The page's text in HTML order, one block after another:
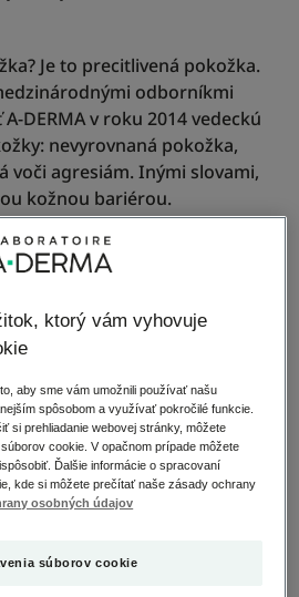
Je to precitlivená pokožka.
odborníkmi
DERMA v roku 2014 vedeckú
nevyrovnaná pokožka,
voči agresiám. Inými slovami,
kožnou bariérou.
značka špecializujúca sa na
o krok ďalej a ukázali
jeden, ale mnoho typov
výrobkov, ktorá riadi náš
fáze vývoja našich
všetci krehkú
ktorý vám vyhovuje
aby sme vám umožnili používať našu
spôsobom a využívať pokročilé funkcie.
si prehliadanie webovej stránky, môžete
cookie. V opačnom prípade môžete
Ďalšie informácie o spracovaní
kde si môžete prečítať naše zásady ochrany
osobných údajov
súborov cookie